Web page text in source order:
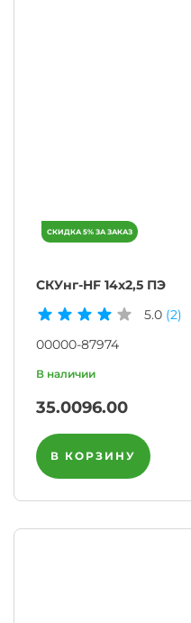
СКУнг-HF 14х2,5 ПЭ
5.0 (2)
00000-87974
35.0096.00
В КОРЗИНУ